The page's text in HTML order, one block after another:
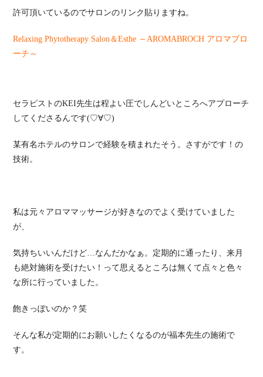
許可頂いているのでサロンのリンク貼りますね。
Relaxing Phytotherapy Salon＆Esthe ～AROMABROCH アロマブロ
ーチ～
セラピストのKEI先生は程よい圧でしんどいところへアプローチ
してくださるんです(♡∀♡)
某有名ホテルのサロンで経験を積まれたそう。さすがです！の
技術。
私は元々アロママッサージが好きなのでよく受けていました
が、
気持ちいいんだけど…なんだかなぁ。定期的に通ったり、来月
も絶対施術を受けたい！って思えるところは無くて点々と色々
な所に行っていました。
飽きっぽいのか？笑
そんな私が定期的にお願いしたくなるのが福本先生の施術で
す。